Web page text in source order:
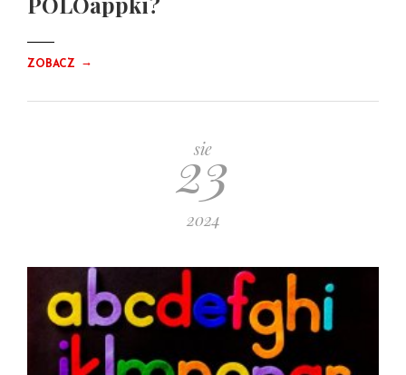
ZOBACZ →
sie
23
2024